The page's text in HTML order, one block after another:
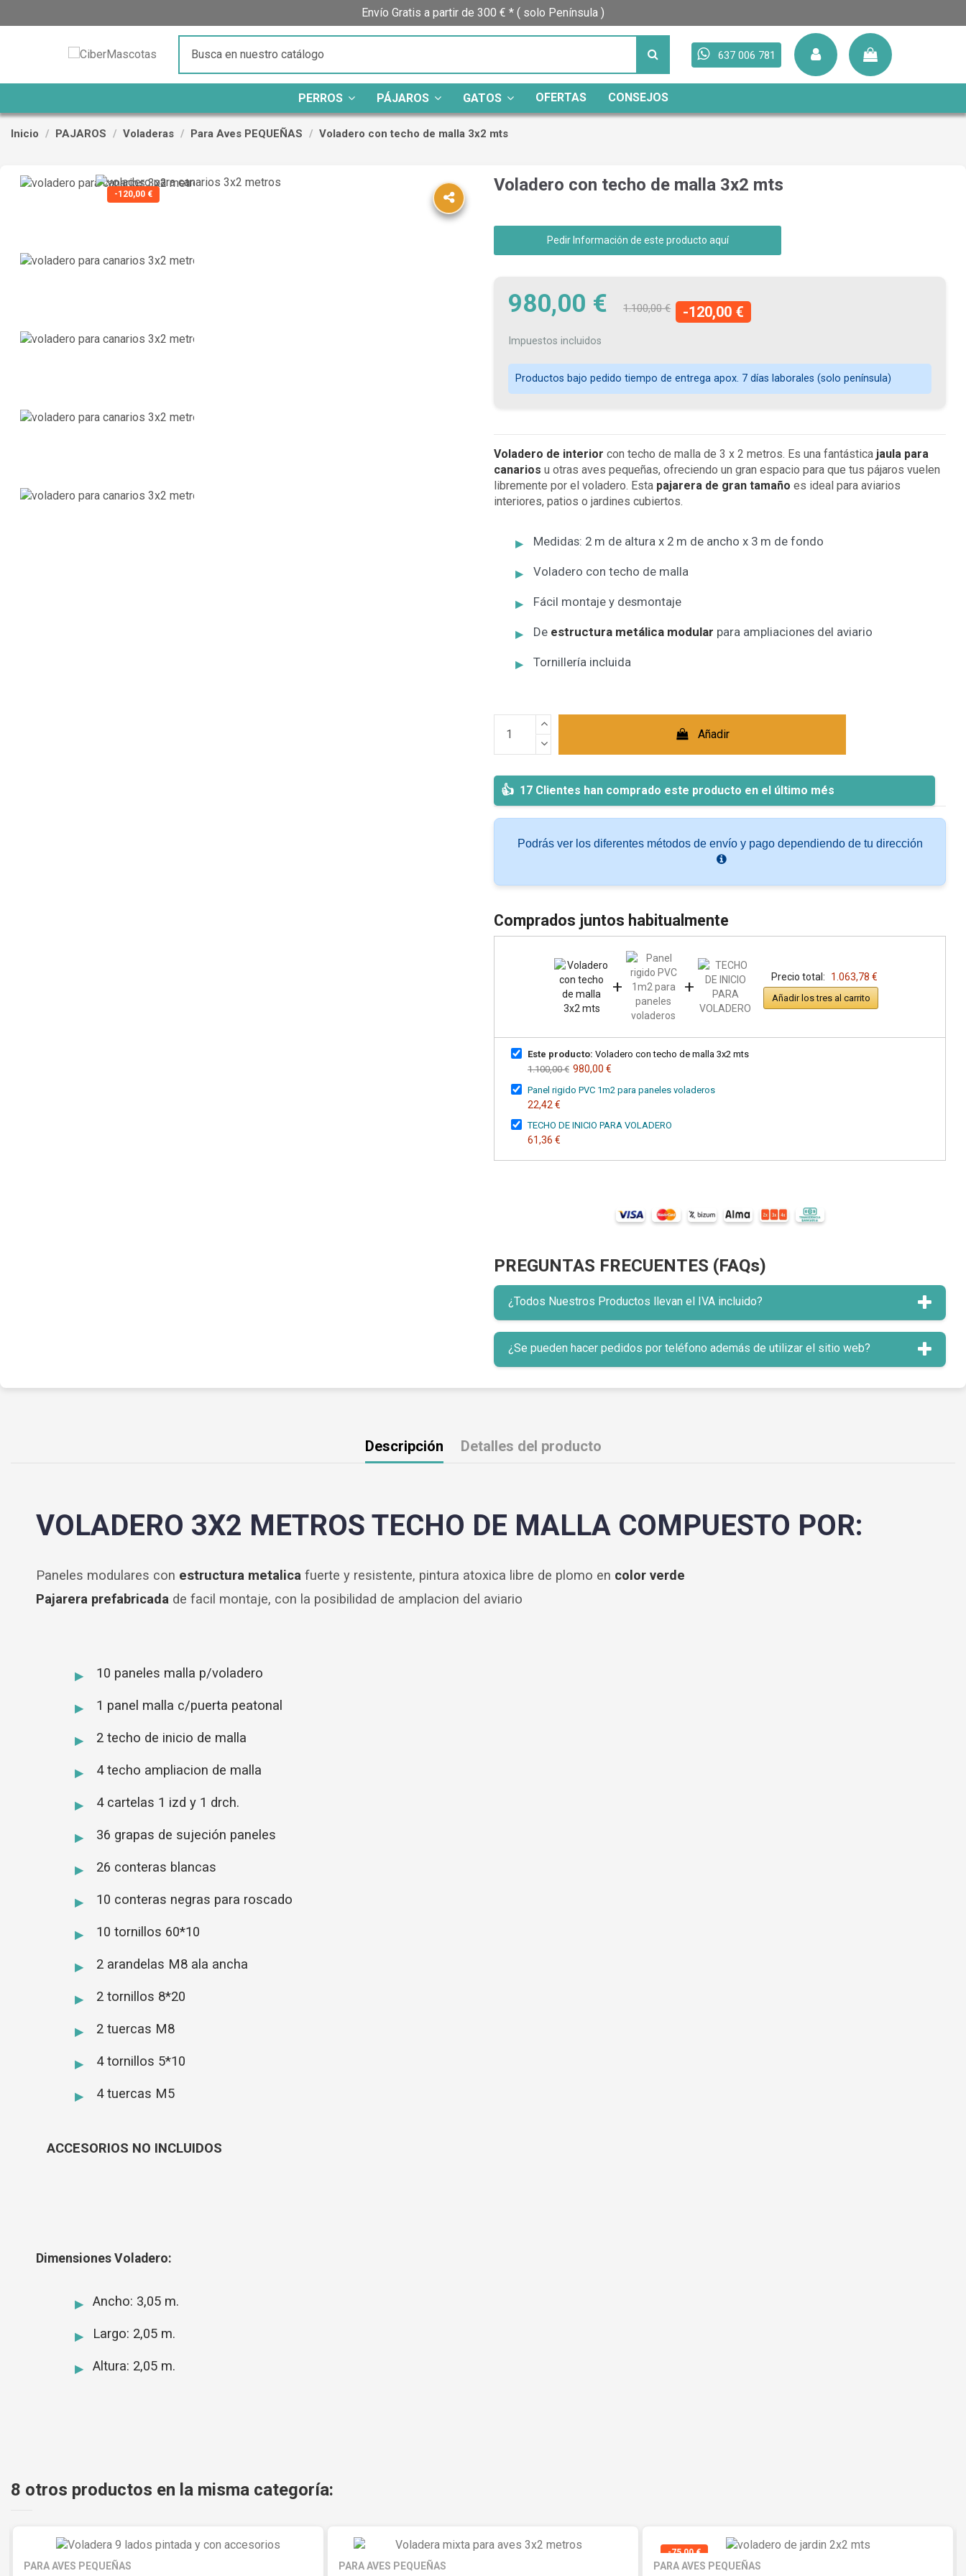
Envío Gratis a partir de 300 € * ( solo Península )
637 006 781
PERROS PÁJAROS GATOS OFERTAS CONSEJOS
Inicio PAJAROS Voladeras Para Aves PEQUEÑAS Voladero con techo de malla 3x2 mts
-120,00 € Voladero con techo de malla 3x2 mts
Pedir Información de este producto aquí
980,00 € 1.100,00 € -120,00 €
Impuestos incluidos
Productos bajo pedido tiempo de entrega apox. 7 días laborales (solo península)
Voladero de interior con techo de malla de 3 x 2 metros. Es una fantástica jaula para
canarios u otras aves pequeñas, ofreciendo un gran espacio para que tus pájaros vuelen
libremente por el voladero. Esta pajarera de gran tamaño es ideal para aviarios
interiores, patios o jardines cubiertos.
Medidas: 2 m de altura x 2 m de ancho x 3 m de fondo
Voladero con techo de malla
Fácil montaje y desmontaje
De estructura metálica modular para ampliaciones del aviario
Tornillería incluida
Añadir
17 Clientes han comprado este producto en el último més
Podrás ver los diferentes métodos de envío y pago dependiendo de tu dirección
Comprados juntos habitualmente
+ + Precio total: 1.063,78 €
Añadir los tres al carrito
Este producto: Voladero con techo de malla 3x2 mts
1.100,00 € 980,00 €
Panel rigido PVC 1m2 para paneles voladeros
22,42 €
TECHO DE INICIO PARA VOLADERO
61,36 €
PREGUNTAS FRECUENTES (FAQs)
¿Todos Nuestros Productos llevan el IVA incluido?
¿Se pueden hacer pedidos por teléfono además de utilizar el sitio web?
Descripción Detalles del producto
VOLADERO 3X2 METROS TECHO DE MALLA COMPUESTO POR:
Paneles modulares con estructura metalica fuerte y resistente, pintura atoxica libre de plomo en color verde
Pajarera prefabricada de facil montaje, con la posibilidad de amplacion del aviario
10 paneles malla p/voladero
1 panel malla c/puerta peatonal
2 techo de inicio de malla
4 techo ampliacion de malla
4 cartelas 1 izd y 1 drch.
36 grapas de sujeción paneles
26 conteras blancas
10 conteras negras para roscado
10 tornillos 60*10
2 arandelas M8 ala ancha
2 tornillos 8*20
2 tuercas M8
4 tornillos 5*10
4 tuercas M5
ACCESORIOS NO INCLUIDOS
Dimensiones Voladero:
Ancho: 3,05 m.
Largo: 2,05 m.
Altura: 2,05 m.
8 otros productos en la misma categoría:
PARA AVES PEQUEÑAS PARA AVES PEQUEÑAS
-75,00 €
PARA AVES PEQUEÑAS